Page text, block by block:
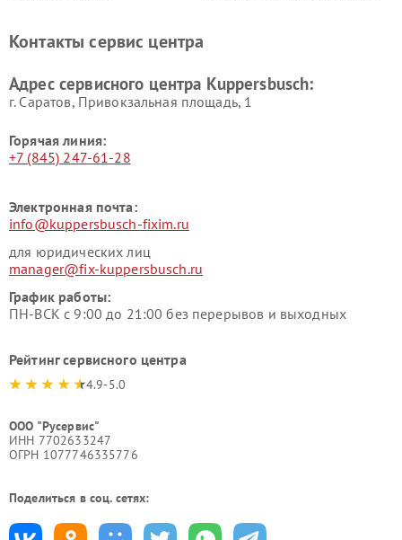
Kuppersbusch
вакуумных упаковщиков
Ремонт сушильных машин Kuppersbusch
Контакты сервис центра
Адрес сервисного центра Kuppersbusch:
г. Саратов, Привокзальная площадь, 1
Горячая линия:
+7 (845) 247-61-28
Электронная почта:
info@kuppersbusch-fixim.ru
для юридических лиц
manager@fix-kuppersbusch.ru
График работы:
ПН-ВСК с 9:00 до 21:00 без перерывов и выходных
Рейтинг сервисного центра
4.9-5.0
ООО "Русервис"
ИНН 7702633247
ОГРН 1077746335776
Поделиться в соц. сетях: